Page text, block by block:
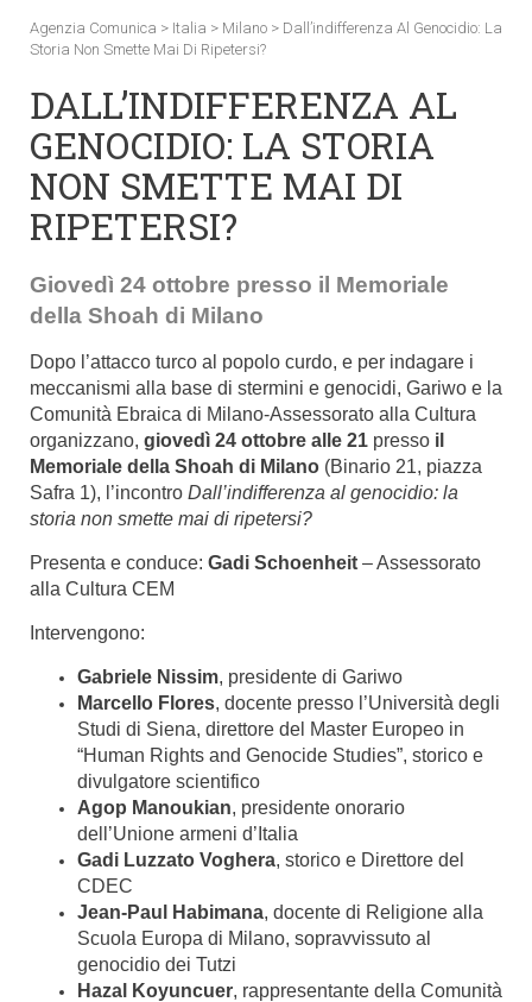
Agenzia Comunica > Italia > Milano > Dall’indifferenza Al Genocidio: La
Storia Non Smette Mai Di Ripetersi?
DALL’INDIFFERENZA AL
GENOCIDIO: LA STORIA
NON SMETTE MAI DI
RIPETERSI?
Giovedì 24 ottobre presso il Memoriale
della Shoah di Milano
Dopo l’attacco turco al popolo curdo, e per indagare i
meccanismi alla base di stermini e genocidi, Gariwo e la
Comunità Ebraica di Milano-Assessorato alla Cultura
organizzano, giovedì 24 ottobre alle 21 presso il
Memoriale della Shoah di Milano (Binario 21, piazza
Safra 1), l’incontro Dall’indifferenza al genocidio: la
storia non smette mai di ripetersi?
Presenta e conduce: Gadi Schoenheit – Assessorato
alla Cultura CEM
Intervengono:
Gabriele Nissim, presidente di Gariwo
Marcello Flores, docente presso l’Università degli
Studi di Siena, direttore del Master Europeo in
“Human Rights and Genocide Studies”, storico e
divulgatore scientifico
Agop Manoukian, presidente onorario
dell’Unione armeni d’Italia
Gadi Luzzato Voghera, storico e Direttore del
CDEC
Jean-Paul Habimana, docente di Religione alla
Scuola Europa di Milano, sopravvissuto al
genocidio dei Tutzi
Hazal Koyuncuer, rappresentante della Comunità